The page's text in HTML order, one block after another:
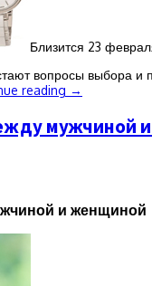
Близится 23
вопросы выбора и
reading →
мужчиной
и женщиной